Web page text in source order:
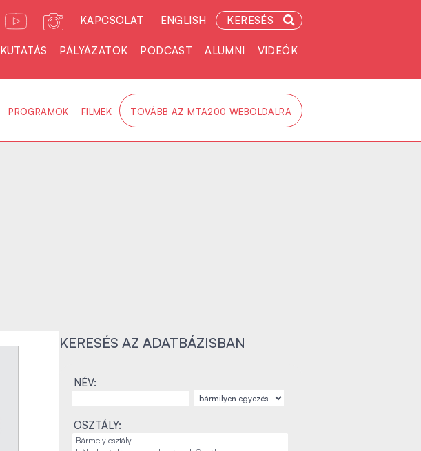
KAPCSOLAT ENGLISH KERESÉS
KUTATÁS PÁLYÁZATOK PODCAST ALUMNI VIDEÓK
PROGRAMOK FILMEK TOVÁBB AZ MTA200 WEBOLDALRA
KERESÉS AZ ADATBÁZISBAN
NÉV:
OSZTÁLY: